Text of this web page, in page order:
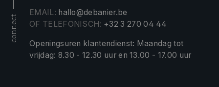
connect
EMAIL: hallo@debanier.be
OF TELEFONISCH: +32 3 270 04 44
Openingsuren klantendienst: Maandag tot
vrijdag: 8.30 - 12.30 uur en 13.00 - 17.00 uur